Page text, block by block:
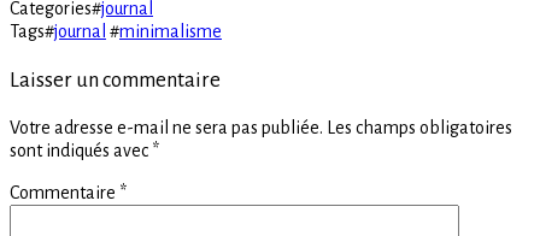
Categories#journal
Tags#journal #minimalisme
Laisser un commentaire
Votre adresse e-mail ne sera pas publiée.
Les champs obligatoires
sont indiqués avec *
Commentaire *